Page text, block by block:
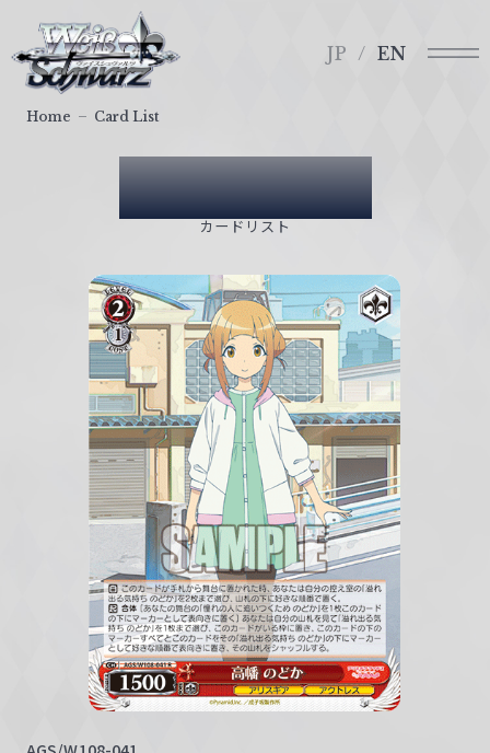
ァ
イ
JP EN
Card List
カードリスト
Home Card List